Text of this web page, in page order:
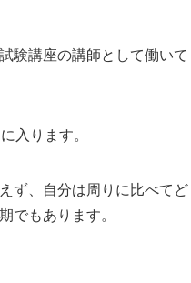
験講座の講師として働いて
入ります。
ず、自分は周りに比べてど
でもあります。